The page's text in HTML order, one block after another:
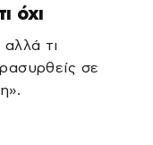
όχι
τι
σε